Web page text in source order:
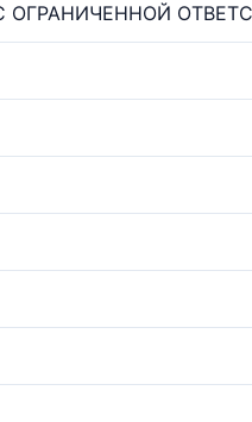
ОГРАНИЧЕННОЙ